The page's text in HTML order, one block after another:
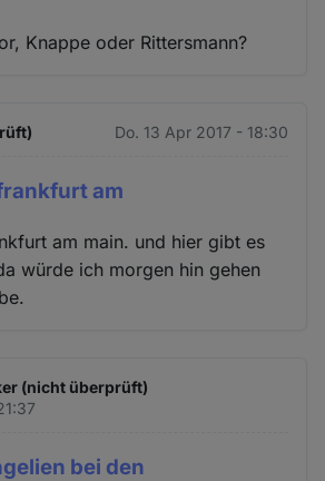
Knappe oder Rittersmann?
Do. 13 Apr 2017 - 18:30
am
am main. und hier gibt es
würde ich morgen hin gehen
(nicht überprüft)
bei den